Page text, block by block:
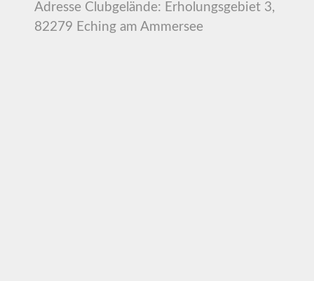
Adresse Clubgelände: Erholungsgebiet 3,
82279 Eching am Ammersee